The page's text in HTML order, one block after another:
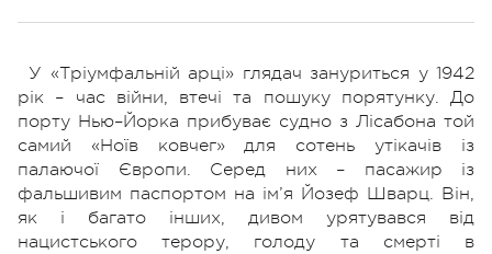
У «Тріумфальній арці» глядач зануриться у 1942
рік – час війни, втечі та пошуку порятунку. До
порту Нью–Йорка прибуває судно з Лісабона той
самий «Ноїв ковчег» для сотень утікачів із
палаючої Європи. Серед них – пасажир із
фальшивим паспортом на ім’я Йозеф Шварц. Він,
як і багато інших, дивом урятувався від
нацистського терору, голоду та смерті в